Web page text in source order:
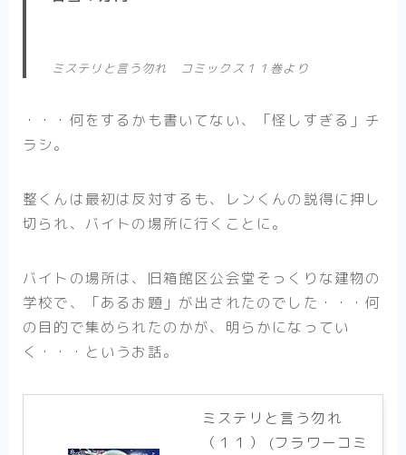
ミステリと言う勿れ コミックス１１巻より
・・・何をするかも書いてない、「怪しすぎる」チ
ラシ。
整くんは最初は反対するも、レンくんの説得に押し
切られ、バイトの場所に行くことに。
バイトの場所は、旧箱館区公会堂そっくりな建物の
学校で、「あるお題」が出されたのでした・・・何
の目的で集められたのかが、明らかになってい
く・・・というお話。
ミステリと言う勿れ
（１１） (フラワーコミ